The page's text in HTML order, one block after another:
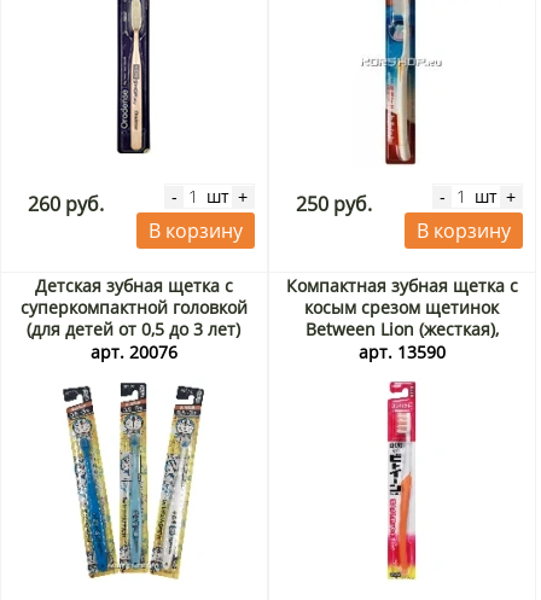
260 руб. - шт +
В корзину
250 руб. - шт +
В корзину
Детская зубная щетка с
суперкомпактной головкой
(для детей от 0,5 до 3 лет)
Doraemon Ebisu, Япония
арт. 20076
Компактная зубная щетка с
косым срезом щетинок
Between Lion (жесткая),
Япония
арт. 13590